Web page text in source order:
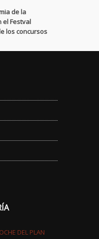
de la
el Festval
los concursos